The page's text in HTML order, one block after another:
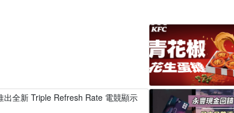
出全新 Triple Refresh Rate 電競顯示